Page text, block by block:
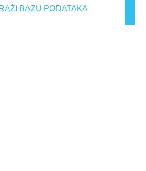
BAZU PODATAKA